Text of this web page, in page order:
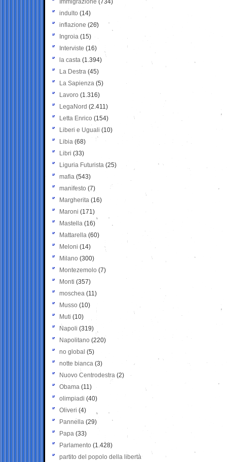
Immigrazione (734)
indulto (14)
inflazione (26)
Ingroia (15)
Interviste (16)
la casta (1.394)
La Destra (45)
La Sapienza (5)
Lavoro (1.316)
LegaNord (2.411)
Letta Enrico (154)
Liberi e Uguali (10)
Libia (68)
Libri (33)
Liguria Futurista (25)
mafia (543)
manifesto (7)
Margherita (16)
Maroni (171)
Mastella (16)
Mattarella (60)
Meloni (14)
Milano (300)
Montezemolo (7)
Monti (357)
moschea (11)
Musso (10)
Muti (10)
Napoli (319)
Napolitano (220)
no global (5)
notte bianca (3)
Nuovo Centrodestra (2)
Obama (11)
olimpiadi (40)
Oliveri (4)
Pannella (29)
Papa (33)
Parlamento (1.428)
partito del popolo della libertà